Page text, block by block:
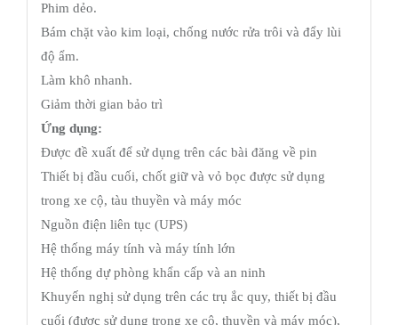
Phim dẻo.
Bám chặt vào kim loại, chống nước rửa trôi và đẩy lùi
độ ẩm.
Làm khô nhanh.
Giảm thời gian bảo trì
Ứng dụng:
Được đề xuất để sử dụng trên các bài đăng về pin
Thiết bị đầu cuối, chốt giữ và vỏ bọc được sử dụng
trong xe cộ, tàu thuyền và máy móc
Nguồn điện liên tục (UPS)
Hệ thống máy tính và máy tính lớn
Hệ thống dự phòng khẩn cấp và an ninh
Khuyến nghị sử dụng trên các trụ ắc quy, thiết bị đầu
cuối (được sử dụng trong xe cộ, thuyền và máy móc),